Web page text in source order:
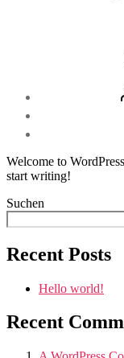
Welcome to
start writing!
Suchen
Recent Posts
Hello world!
Recent